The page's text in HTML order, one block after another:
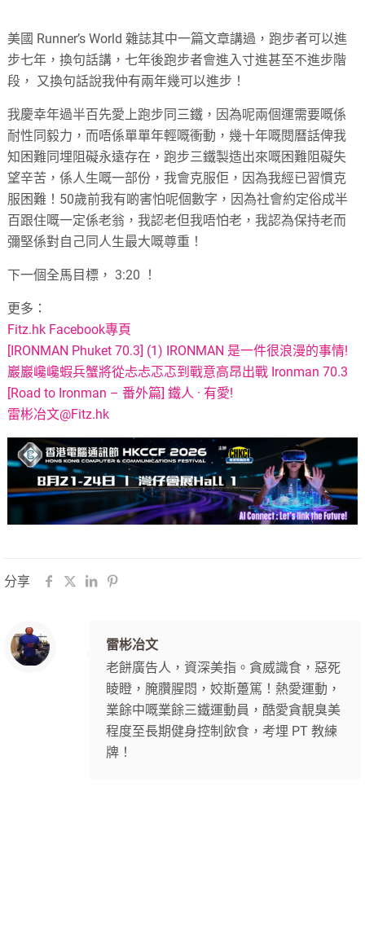
美國 Runner’s World 雜誌其中一篇文章講過，跑步者可以進
步七年，換句話講，七年後跑步者會進入寸進甚至不進步階
段， 又換句話說我仲有兩年幾可以進步！
我慶幸年過半百先愛上跑步同三鐵，因為呢兩個運需要嘅係
耐性同毅力，而唔係單單年輕嘅衝動，幾十年嘅閱曆話俾我
知困難同埋阻礙永遠存在，跑步三鐵製造出來嘅困難阻礙失
望辛苦，係人生嘅一部份，我會克服佢，因為我經已習慣克
服困難！50歲前我有啲害怕呢個數字，因為社會約定俗成半
百跟住嘅一定係老翁，我認老但我唔怕老，我認為保持老而
彌堅係對自己同人生最大嘅尊重！
下一個全馬目標， 3:20 ！
更多：
Fitz.hk Facebook專頁
[IRONMAN Phuket 70.3] (1) IRONMAN 是一件很浪漫的事情!
巖巖巉巉蝦兵蟹將從忐忐忑忑到戰意高昂出戰 Ironman 70.3
[Road to Ironman – 番外篇] 鐵人 · 有愛!
雷彬冶文@Fitz.hk
分享
雷彬冶文
老餅廣告人，資深美指。貪威識食，惡死
睖瞪，腌臢腥悶，姣斯躉篤！熱愛運動，
業餘中嘅業餘三鐵運動員，酷愛貪靚臭美
程度至長期健身控制飲食，考埋 PT 教練
牌！